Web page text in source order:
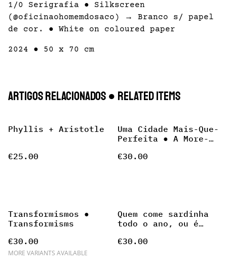
1/0 Serigrafia ● Silkscreen
(@oficinaohomemdosaco) → Branco s/ papel
de cor. ● White on coloured paper
2024 ● 50 x 70 cm
Artigos Relacionados ● Related items
Phyllis + Aristotle
€25.00
Uma Cidade Mais-Que-
Perfeita ● A More-
€30.00
Transformismos ●
Transformisms
€30.00
MORE VARIANTS AVAILABLE
Quem come sardinha
todo o ano, ou é
engano. ● Anyone who
€30.00